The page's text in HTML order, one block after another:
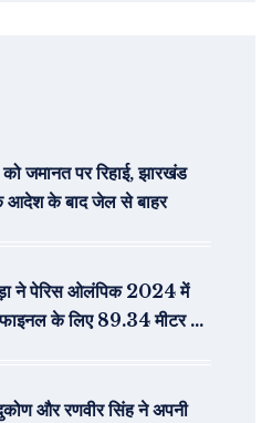
जमानत पर रिहाई, झारखंड
आदेश के बाद जेल से बाहर
ने पेरिस ओलंपिक 2024 में
के लिए 89.34 मीटर के
और रणवीर सिंह ने अपनी